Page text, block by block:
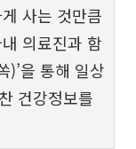
사는 것만큼
의료진과 함
)’을 통해 일상
건강정보를